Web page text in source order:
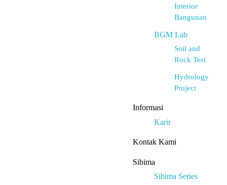
Interior
Bangunan
BGM Lab
Soil and
Rock Test
Hydrology
Project
Informasi
Karir
Kontak Kami
Sibima
Sibima Series